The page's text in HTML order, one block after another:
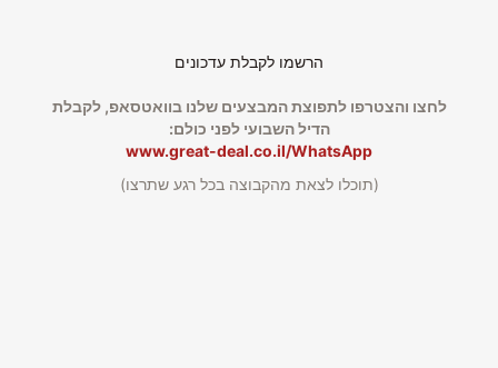
הרשמו לקבלת עדכונים
לחצו והצטרפו לתפוצת המבצעים שלנו בוואטסאפ, לקבלת
הדיל השבועי לפני כולם:
www.great-deal.co.il/WhatsApp
(תוכלו לצאת מהקבוצה בכל רגע שתרצו)